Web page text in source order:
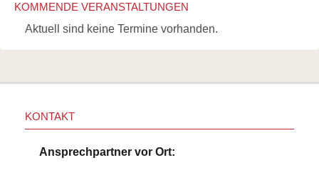
KOMMENDE VERANSTALTUNGEN
Aktuell sind keine Termine vorhanden.
KONTAKT
Ansprechpartner vor Ort: